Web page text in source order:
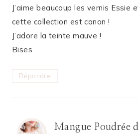
J’aime beaucoup les vernis Essie
cette collection est canon !
J’adore la teinte mauve !
Bises
Répondre
Mangue Poudrée